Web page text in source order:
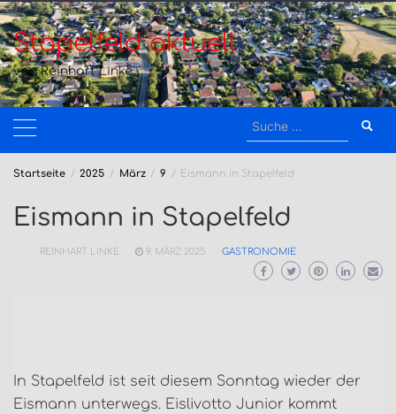
Zum
Inhalt
springen
Stapelfeld aktuell
von Reinhart Linke
Suche
nach:
Startseite 2025 März 9 Eismann in Stapelfeld
Eismann in Stapelfeld
REINHART LINKE 9. MÄRZ 2025 GASTRONOMIE
In Stapelfeld ist seit diesem Sonntag wieder der
Eismann unterwegs. Eislivotto Junior kommt